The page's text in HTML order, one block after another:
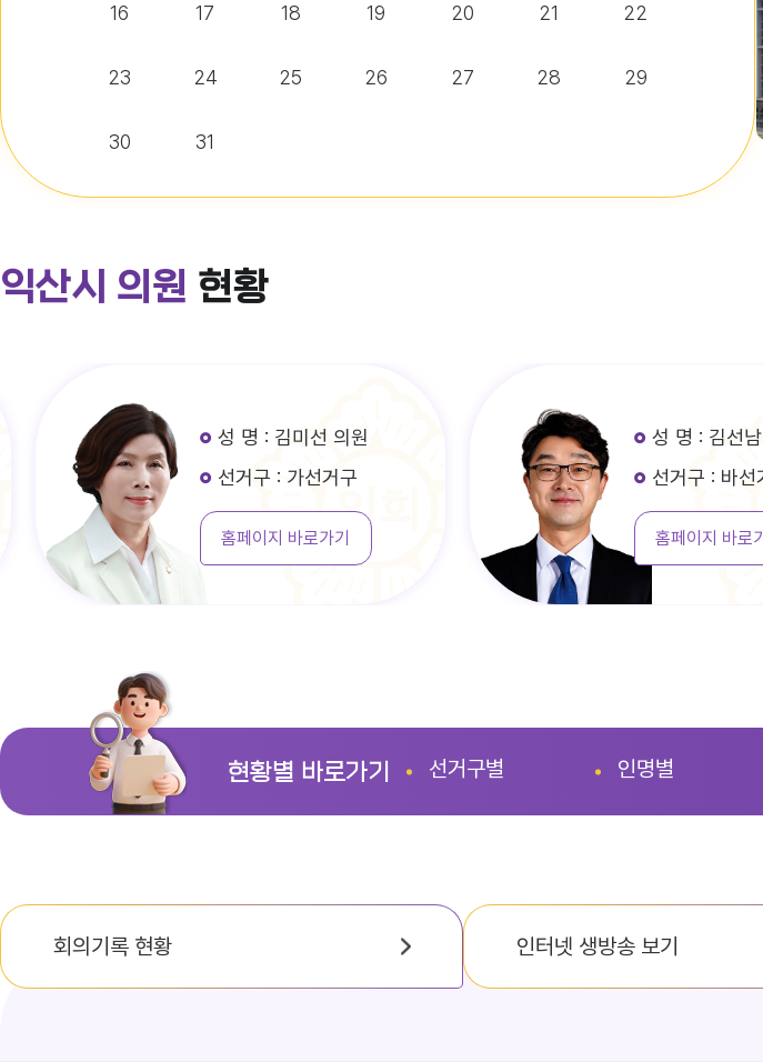
익산시의회 기간제근로자(비서, 행정보조) 채용 공고
16 17 18 19 20 21 22
23 24 25 26 27 28 29
30 31
익산시 의원 현황
성 명 : 김미선 의원
선거구 : 가선거구
홈페이지 바로가기
성 명 : 김선남 의원
선거구 : 바선거구
홈페이지 바로가기
현황별 바로가기 선거구별 인명별
회의기록 현황 인터넷 생방송 보기